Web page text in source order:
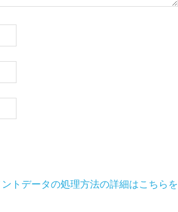
ントデータの処理方法の詳細はこちらを